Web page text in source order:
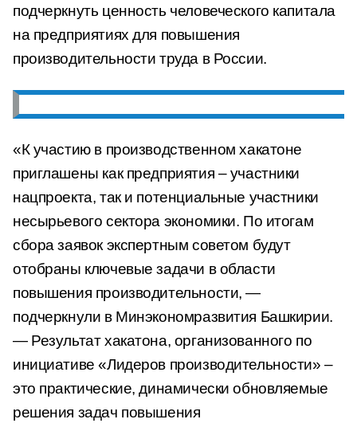
подчеркнуть ценность человеческого капитала
на предприятиях для повышения
производительности труда в России.
«К участию в производственном хакатоне
приглашены как предприятия – участники
нацпроекта, так и потенциальные участники
несырьевого сектора экономики. По итогам
сбора заявок экспертным советом будут
отобраны ключевые задачи в области
повышения производительности, —
подчеркнули в Минэкономразвития Башкирии.
— Результат хакатона, организованного по
инициативе «Лидеров производительности» –
это практические, динамически обновляемые
решения задач повышения